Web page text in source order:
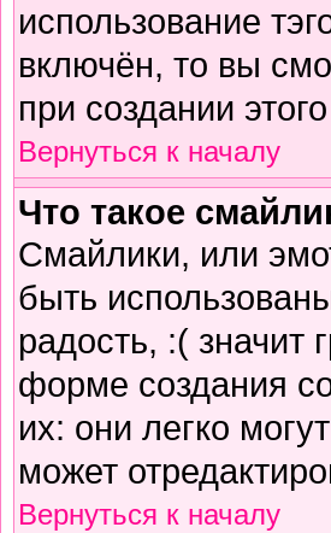
использование
включён, то вы
при создании
Вернуться к началу
Что такое
Смайлики, или
быть
радость, :( значит
форме создания
их: они легко
может
Вернуться к началу